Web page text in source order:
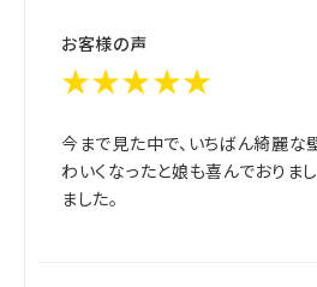
お客様の声
★★★★★
今まで見た中で、いちばん綺麗な
わいくなったと娘も喜んでおりま
ました。